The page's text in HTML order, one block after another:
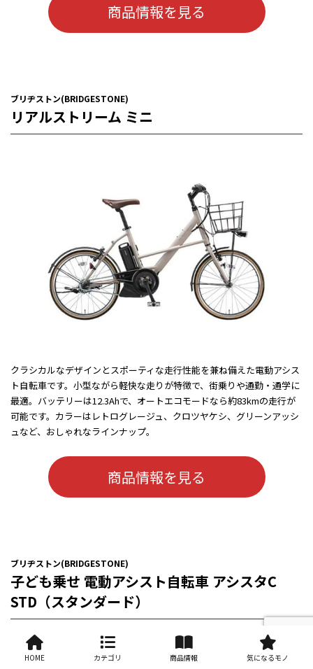
商品情報を見る
ブリヂストン(BRIDGESTONE)
リアルストリーム ミニ
クラシカルなデザインとスポーティな走行性能を兼ね備えた電動アシス
ト自転車です。小型ながら軽快な走りが特徴で、街乗りや通勤・通学に
最適。バッテリーは12.3Ahで、オートエコモードなら約83kmの走行が
可能です。カラーはレトログレージュ、クロツヤケシ、グリーンアッシ
ュなど、おしゃれなラインナップ。
商品情報を見る
ブリヂストン(BRIDGESTONE)
子ども乗せ 電動アシスト自転車 アシスタC
STD（スタンダード）
HOME カテゴリ 商品情報 気になるモノ